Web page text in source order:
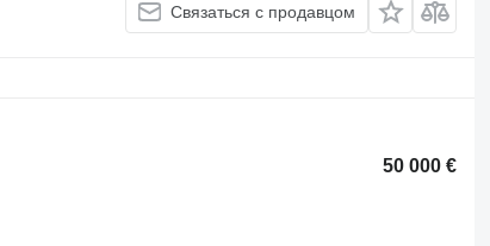
Связаться с продавцом
50 000 €